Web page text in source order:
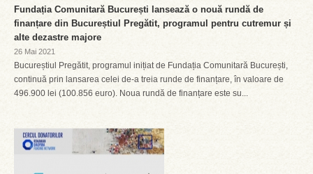
Fundația Comunitară București lansează o nouă rundă de
finanțare din Bucureștiul Pregătit, programul pentru cutremur și
alte dezastre majore
26 Mai 2021
Bucureștiul Pregătit, programul inițiat de Fundația Comunitară București,
continuă prin lansarea celei de-a treia runde de finanțare, în valoare de
496.900 lei (100.856 euro). Noua rundă de finanțare este su...